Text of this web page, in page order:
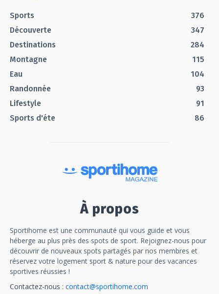
Sports
376
Découverte
347
Destinations
284
Montagne
115
Eau
104
Randonnée
93
Lifestyle
91
Sports d'éte
86
À propos
Sportihome est une communauté qui vous guide et vous
héberge au plus près des spots de sport. Rejoignez-nous pour
découvrir de nouveaux spots partagés par nos membres et
réservez votre logement sport & nature pour des vacances
sportives réussies !
Contactez-nous : contact@sportihome.com